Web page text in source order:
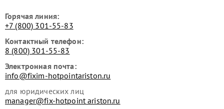
Горячая линия:
+7 (800) 301-55-83
Контактный телефон:
8 (800) 301-55-83
Электронная почта:
info@fixim-hotpointariston.ru
для юридических лиц
manager@fix-hotpoint ariston.ru